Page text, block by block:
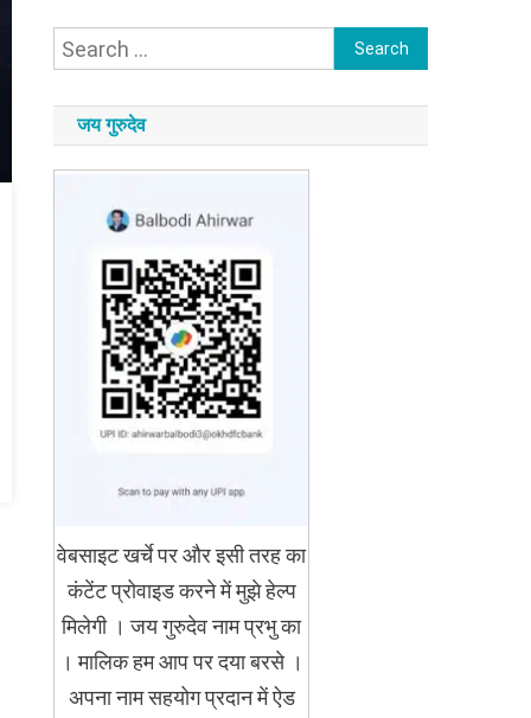
Search
जय गुरुदेव
वेबसाइट खर्चे पर और इसी तरह का
कंटेंट प्रोवाइड करने में मुझे हेल्प
मिलेगी । जय गुरुदेव नाम प्रभु का
। मालिक हम आप पर दया बरसे ।
अपना नाम सहयोग प्रदान में ऐड